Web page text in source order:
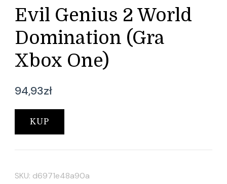
Evil Genius 2 World
Domination (Gra
Xbox One)
94,93zł
KUP
SKU: d6971e48a90a